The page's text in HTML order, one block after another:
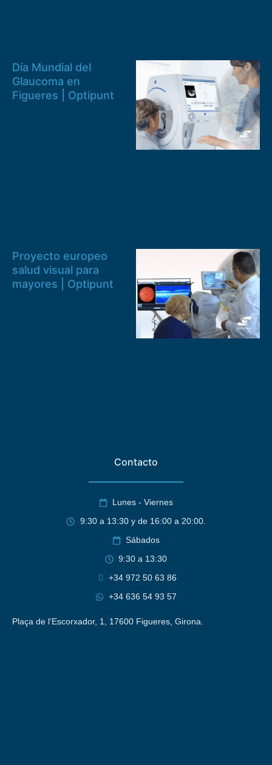
Día Mundial del
Glaucoma en
Figueres | Optipunt
Proyecto europeo
salud visual para
mayores | Optipunt
Contacto
Lunes - Viernes
9:30 a 13:30 y de 16:00 a 20:00.
Sábados
9:30 a 13:30
+34 972 50 63 86
+34 636 54 93 57
Plaça de l’Escorxador, 1, 17600 Figueres, Girona.